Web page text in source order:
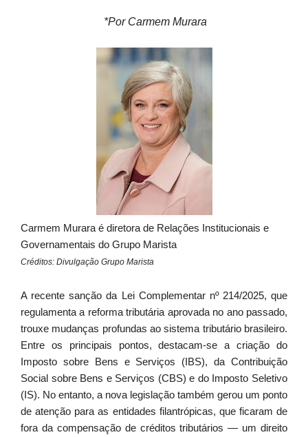
*Por Carmem Murara
Carmem Murara é diretora de Relações Institucionais e
Governamentais do Grupo Marista
Créditos: Divulgação Grupo Marista
A recente sanção da Lei Complementar nº 214/2025, que
regulamenta a reforma tributária aprovada no ano passado,
trouxe mudanças profundas ao sistema tributário brasileiro.
Entre os principais pontos, destacam-se a criação do
Imposto sobre Bens e Serviços (IBS), da Contribuição
Social sobre Bens e Serviços (CBS) e do Imposto Seletivo
(IS). No entanto, a nova legislação também gerou um ponto
de atenção para as entidades filantrópicas, que ficaram de
fora da compensação de créditos tributários — um direito